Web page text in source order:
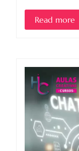
Read more